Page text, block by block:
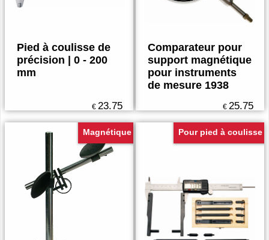
Pied à coulisse de
précision | 0 - 200
mm
€ 23.75
Comparateur pour
support magnétique
pour instruments
de mesure 1938
€ 25.75
Magnétique Pour pied à coulisse